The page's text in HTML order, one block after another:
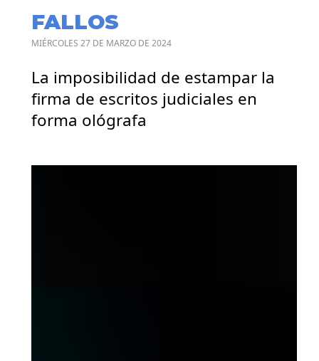
FALLOS
MIÉRCOLES 27 DE MARZO DE 2024
La imposibilidad de estampar la
firma de escritos judiciales en
forma ológrafa